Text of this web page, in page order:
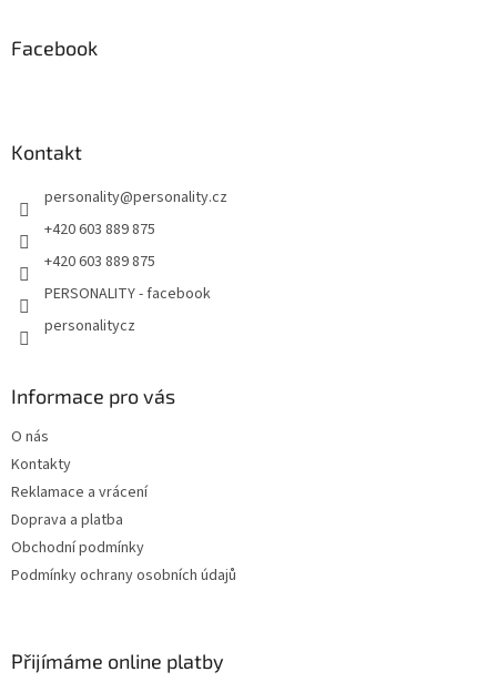
Facebook
Kontakt
personality@personality.cz
+420 603 889 875
+420 603 889 875
PERSONALITY - facebook
personalitycz
Informace pro vás
O nás
Kontakty
Reklamace a vrácení
Doprava a platba
Obchodní podmínky
Podmínky ochrany osobních údajů
Přijímáme online platby